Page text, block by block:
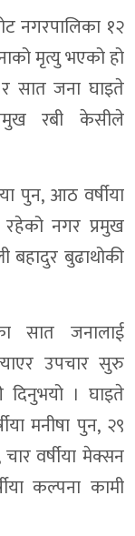
नगरपालिका १२
मृत्यु भएको हो
सात जना घाइते
रबी केसीले
पुन, आठ वर्षीया
रहेको नगर प्रमुख
बहादुर बुढाथोकी
सात जनालाई
उपचार सुरु
। घाइते
मनीषा पुन, २९
वर्षीया मेक्सन
कल्पना कामी